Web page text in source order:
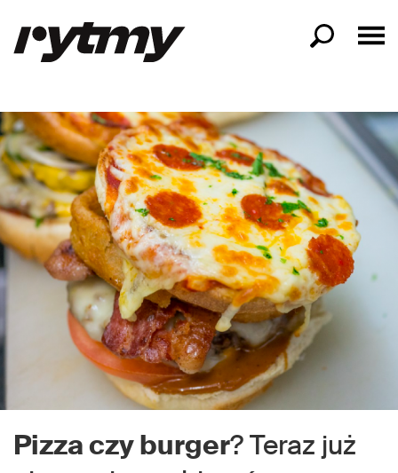
Pizza czy burger? Teraz już